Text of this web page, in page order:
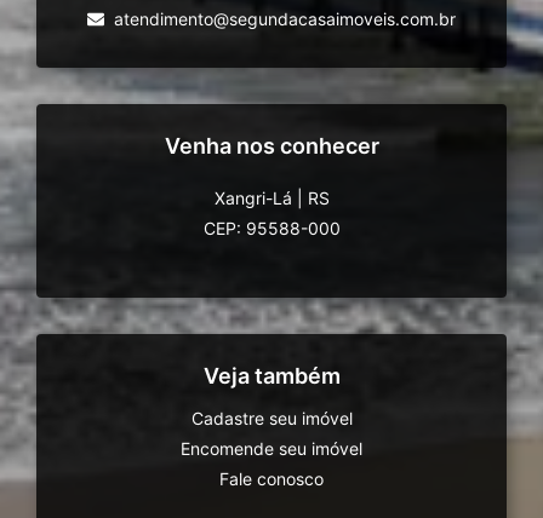
atendimento@segundacasaimoveis.com.br
Venha nos conhecer
Xangri-Lá
RS
CEP: 95588-000
Veja também
Cadastre seu imóvel
Encomende seu imóvel
Fale conosco